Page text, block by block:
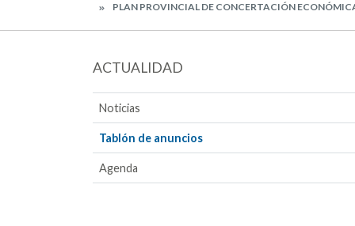
PLAN PROVINCIAL DE CONCERTACIÓN
ACTUALIDAD
Noticias
Tablón de anuncios
Agenda